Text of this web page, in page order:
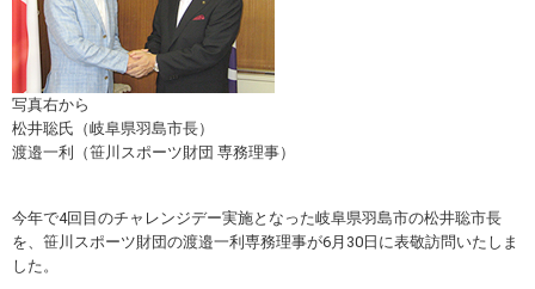
ニュース
お問い合わせ・お申し込み
スポーツライフ・データ
スポーツ白書
政策提言
障害者スポーツ
スポーツによるまちづくり
写真右から
松井聡氏（岐阜県羽島市長）
渡邉一利（笹川スポーツ財団 専務理事）
今年で4回目のチャレンジデー実施となった岐阜県羽島市の松井聡市長
を、笹川スポーツ財団の渡邉一利専務理事が6月30日に表敬訪問いたしま
した。